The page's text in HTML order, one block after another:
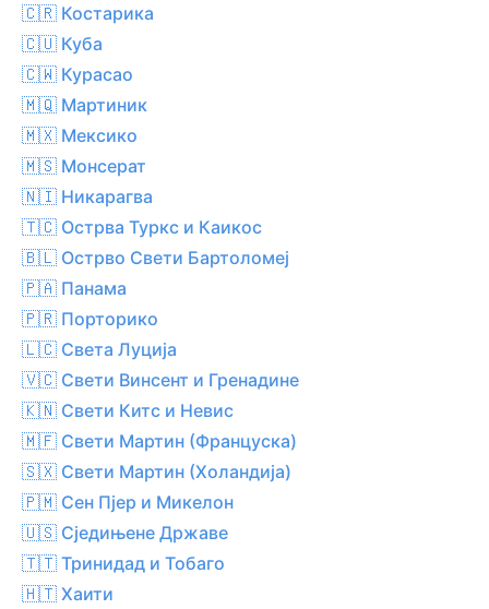
🇨🇷 Костарика
🇨🇺 Куба
🇨🇼 Курасао
🇲🇶 Мартиник
🇲🇽 Мексико
🇲🇸 Монсерат
🇳🇮 Никарагва
🇹🇨 Острва Туркс и Каикос
🇧🇱 Острво Свети Бартоломеј
🇵🇦 Панама
🇵🇷 Порторико
🇱🇨 Света Луција
🇻🇨 Свети Винсент и Гренадине
🇰🇳 Свети Китс и Невис
🇲🇫 Свети Мартин (Француска)
🇸🇽 Свети Мартин (Холандија)
🇵🇲 Сен Пјер и Микелон
🇺🇸 Сједињене Државе
🇹🇹 Тринидад и Тобаго
🇭🇹 Хаити